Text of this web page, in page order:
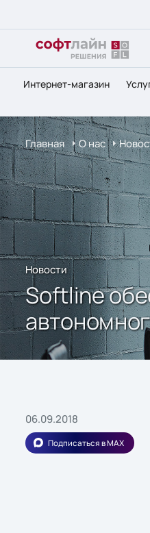
Интернет-магазин
Главная О нас
Новости
Softline
06.09.2018
Подписаться в MAX